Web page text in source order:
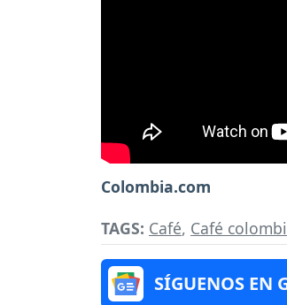
Colombia.com
TAGS: Café, Café
SÍGUENOS EN